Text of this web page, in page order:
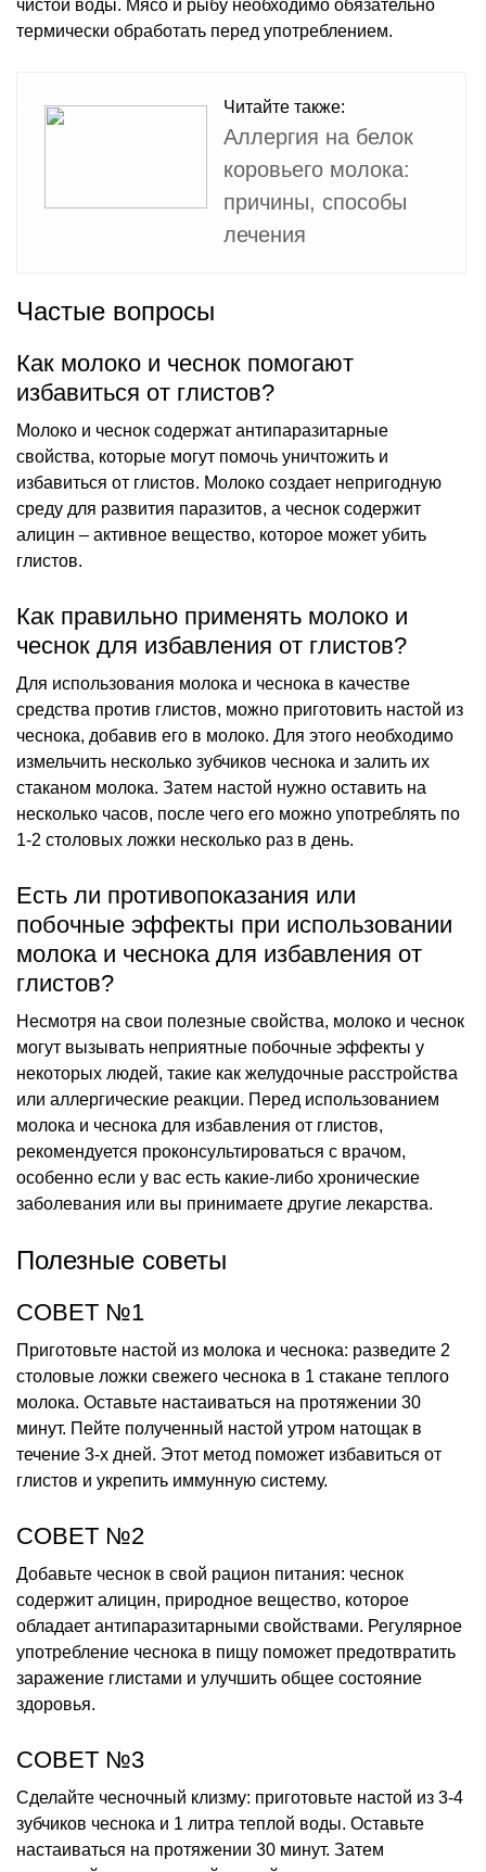
чистой воды. Мясо и рыбу необходимо обязательно
термически обработать перед употреблением.
Читайте также:
Аллергия на белок
коровьего молока:
причины, способы
лечения
Частые вопросы
Как молоко и чеснок помогают
избавиться от глистов?
Молоко и чеснок содержат антипаразитарные
свойства, которые могут помочь уничтожить и
избавиться от глистов. Молоко создает непригодную
среду для развития паразитов, а чеснок содержит
алицин – активное вещество, которое может убить
глистов.
Как правильно применять молоко и
чеснок для избавления от глистов?
Для использования молока и чеснока в качестве
средства против глистов, можно приготовить настой из
чеснока, добавив его в молоко. Для этого необходимо
измельчить несколько зубчиков чеснока и залить их
стаканом молока. Затем настой нужно оставить на
несколько часов, после чего его можно употреблять по
1-2 столовых ложки несколько раз в день.
Есть ли противопоказания или
побочные эффекты при использовании
молока и чеснока для избавления от
глистов?
Несмотря на свои полезные свойства, молоко и чеснок
могут вызывать неприятные побочные эффекты у
некоторых людей, такие как желудочные расстройства
или аллергические реакции. Перед использованием
молока и чеснока для избавления от глистов,
рекомендуется проконсультироваться с врачом,
особенно если у вас есть какие-либо хронические
заболевания или вы принимаете другие лекарства.
Полезные советы
СОВЕТ №1
Приготовьте настой из молока и чеснока: разведите 2
столовые ложки свежего чеснока в 1 стакане теплого
молока. Оставьте настаиваться на протяжении 30
минут. Пейте полученный настой утром натощак в
течение 3-х дней. Этот метод поможет избавиться от
глистов и укрепить иммунную систему.
СОВЕТ №2
Добавьте чеснок в свой рацион питания: чеснок
содержит алицин, природное вещество, которое
обладает антипаразитарными свойствами. Регулярное
употребление чеснока в пищу поможет предотвратить
заражение глистами и улучшить общее состояние
здоровья.
СОВЕТ №3
Сделайте чесночный клизму: приготовьте настой из 3-4
зубчиков чеснока и 1 литра теплой воды. Оставьте
настаиваться на протяжении 30 минут. Затем